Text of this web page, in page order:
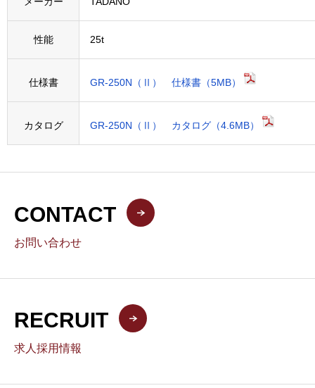
性能 25t
仕様書 GR-250N（Ⅱ） 仕様書（5MB）
カタログ GR-250N（Ⅱ） カタログ（4.6MB）
CONTACT
お問い合わせ
RECRUIT
求人採用情報